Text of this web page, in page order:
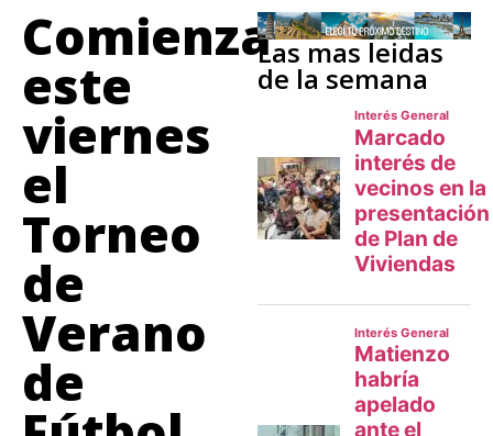
Comienza
este
viernes
el
Torneo
de
Verano
de
Las mas leidas
de la semana